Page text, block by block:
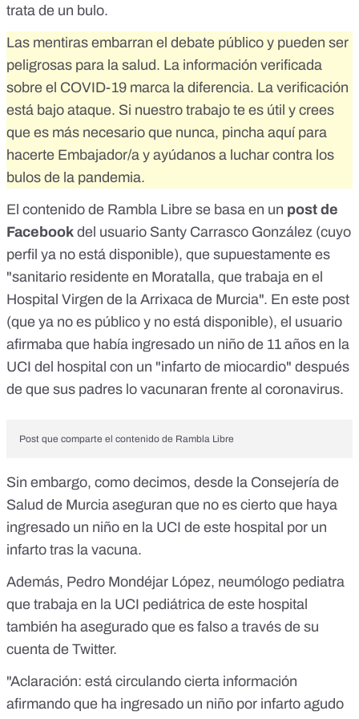
trata de un bulo.
Las mentiras embarran el debate público y pueden ser
peligrosas para la salud. La información verificada
sobre el COVID-19 marca la diferencia. La verificación
está bajo ataque. Si nuestro trabajo te es útil y crees
que es más necesario que nunca, pincha aquí para
hacerte Embajador/a y ayúdanos a luchar contra los
bulos de la pandemia.
El contenido de Rambla Libre se basa en un post de
Facebook del usuario Santy Carrasco González (cuyo
perfil ya no está disponible), que supuestamente es
"sanitario residente en Moratalla, que trabaja en el
Hospital Virgen de la Arrixaca de Murcia". En este post
(que ya no es público y no está disponible), el usuario
afirmaba que había ingresado un niño de 11 años en la
UCI del hospital con un "infarto de miocardio" después
de que sus padres lo vacunaran frente al coronavirus.
Post que comparte el contenido de Rambla Libre
Sin embargo, como decimos, desde la Consejería de
Salud de Murcia aseguran que no es cierto que haya
ingresado un niño en la UCI de este hospital por un
infarto tras la vacuna.
Además, Pedro Mondéjar López, neumólogo pediatra
que trabaja en la UCI pediátrica de este hospital
también ha asegurado que es falso a través de su
cuenta de Twitter.
"Aclaración: está circulando cierta información
afirmando que ha ingresado un niño por infarto agudo